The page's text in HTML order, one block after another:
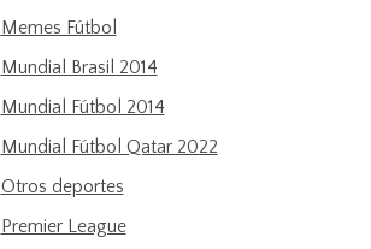
Memes Fútbol
Mundial Brasil 2014
Mundial Fútbol 2014
Mundial Fútbol Qatar 2022
Otros deportes
Premier League